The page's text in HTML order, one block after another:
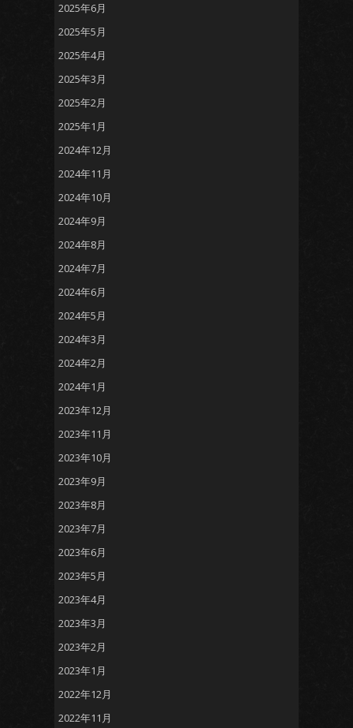
2025年6月
2025年5月
2025年4月
2025年3月
2025年2月
2025年1月
2024年12月
2024年11月
2024年10月
2024年9月
2024年8月
2024年7月
2024年6月
2024年5月
2024年3月
2024年2月
2024年1月
2023年12月
2023年11月
2023年10月
2023年9月
2023年8月
2023年7月
2023年6月
2023年5月
2023年4月
2023年3月
2023年2月
2023年1月
2022年12月
2022年11月